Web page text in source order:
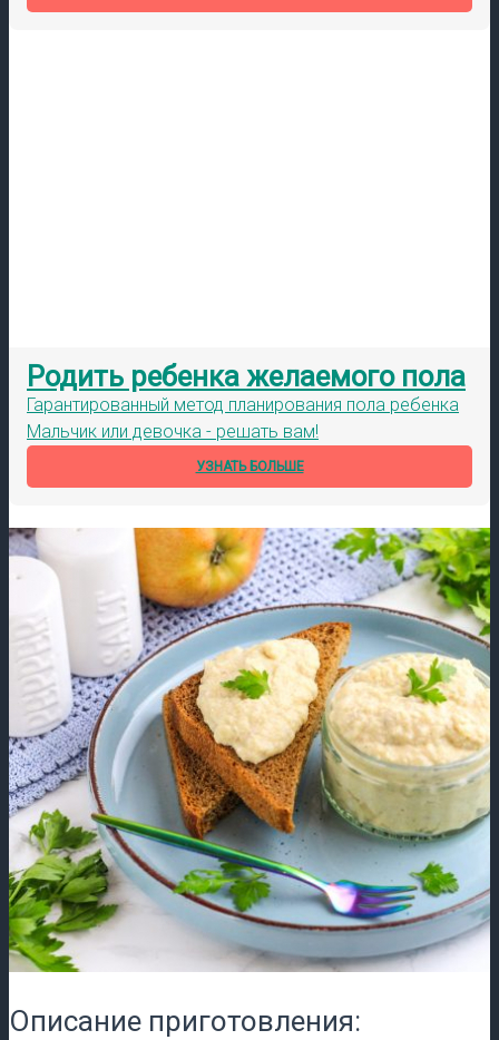
Родить ребенка желаемого пола
Гарантированный метод планирования пола ребенка
Мальчик или девочка - решать вам!
УЗНАТЬ БОЛЬШЕ
Описание приготовления: